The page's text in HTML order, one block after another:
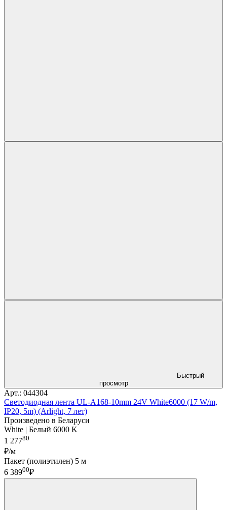
Быстрый
просмотр
Арт.: 044304
Светодиодная лента UL-A168-10mm 24V White6000 (17 W/m,
IP20, 5m) (Arlight, 7 лет)
Произведено в Беларуси
White | Белый 6000 K
1 27780
₽/м
Пакет (полиэтилен) 5 м
6 38900₽